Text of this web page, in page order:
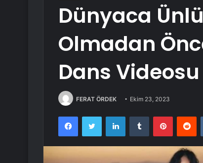
Dünyaca
Olmadan
Dans Videosu
FERAT ÖRDEK Ekim 23, 2023
FacebookTwitter LinkedInTumblr Pinterest